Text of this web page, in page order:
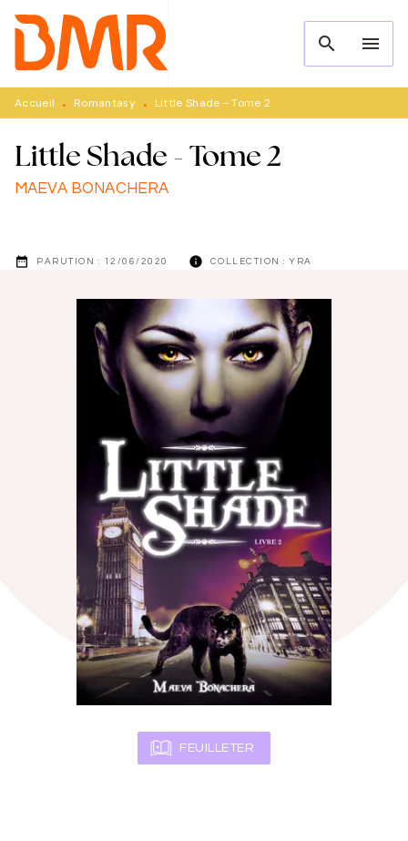
MENU RECHERCHE
PIED DE PAGE
search menu
Accueil • Romantasy • Little Shade - Tome 2
Little Shade - Tome 2
MAEVA BONACHERA
date_range PARUTION : 12/06/2020 info COLLECTION : YRA
FEUILLETER